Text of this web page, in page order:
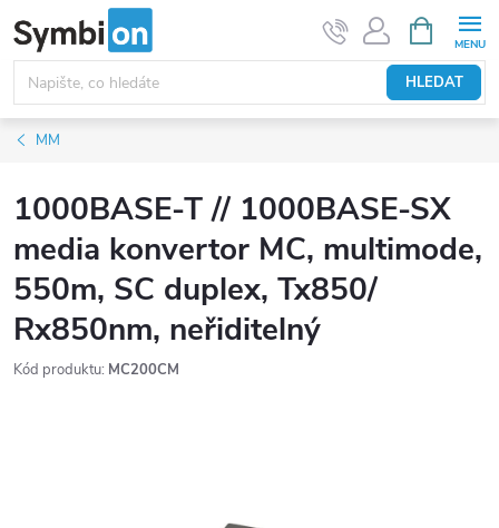
na
obsah
HLEDAT
NÁKUPNÍ
KOŠÍK
MM
1000BASE-T // 1000BASE-SX
media konvertor MC, multimode,
550m, SC duplex, Tx850/
Rx850nm, neřiditelný
Kód produktu: MC200CM